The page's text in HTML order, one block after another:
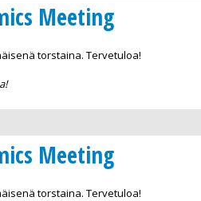
Meeting
torstaina. Tervetuloa!
Meeting
torstaina. Tervetuloa!